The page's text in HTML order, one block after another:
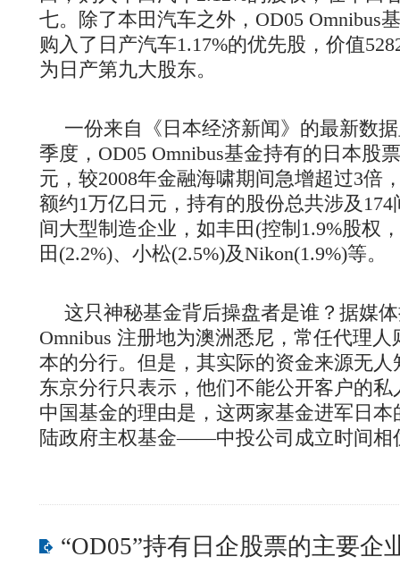
七。除了本田汽车之外，OD05 Omnibus
购入了日产汽车1.17%的优先股，价值
为日产第九大股东。
一份来自《日本经济新闻》的最新数
季度，OD05 Omnibus基金持有的日本股
元，较2008年金融海啸期间急增超过3倍
额约1万亿日元，持有的股份总共涉及
间大型制造企业，如丰田(控制1.9%股权
田(2.2%)、小松(2.5%)及Nikon(1.9%)等。
这只神秘基金背后操盘者是谁？据媒
Omnibus 注册地为澳洲悉尼，常任代理
本的分行。但是，其实际的资金来源无
东京分行只表示，他们不能公开客户的
中国基金的理由是，这两家基金进军日
陆政府主权基金——中投公司成立时间相
“OD05”持有日企股票的主要企